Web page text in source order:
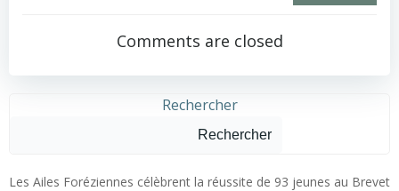
navigation
Comments are closed
Rechercher
Rechercher
Les Ailes Foréziennes célèbrent la réussite de 93 jeunes au Brevet